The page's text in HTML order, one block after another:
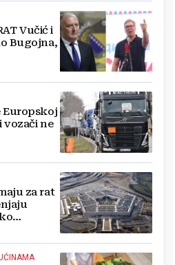
Vučić i
Bugojna,
Europskoj
vozači ne
za rat